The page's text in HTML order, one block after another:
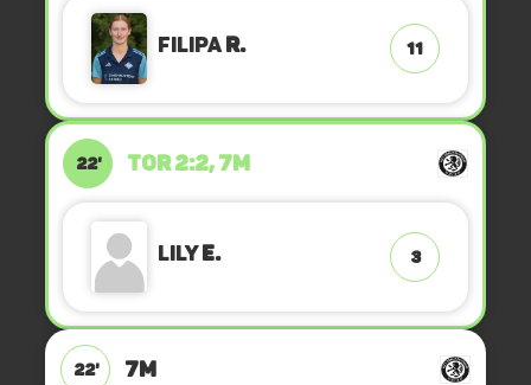
FilipaR. 11
22' TOR 2:2, 7M
LilyE. 3
22' 7M